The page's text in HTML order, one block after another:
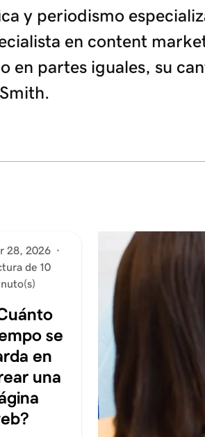
y periodismo
en content
en partes iguales, su
28, 2026 ·
de 10
se
en
una